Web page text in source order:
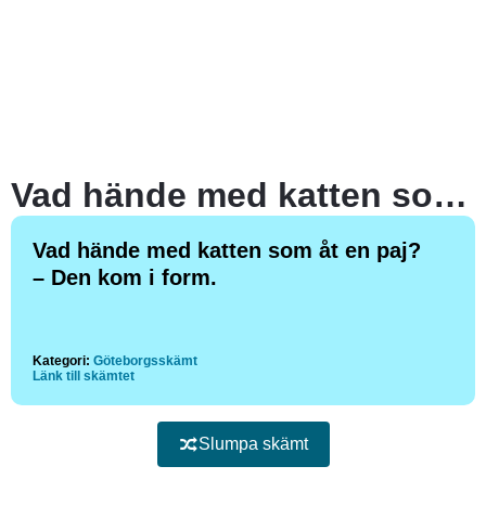
Vad hände med katten som åt en paj?
Vad hände med katten som åt en paj?
– Den kom i form.
Kategori: Göteborgsskämt
Länk till skämtet
Slumpa skämt